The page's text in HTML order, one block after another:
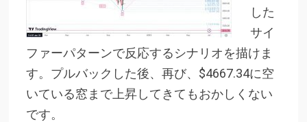
した
サイ
ファーパターンで反応するシナリオを描けま
す。プルバックした後、再び、$4667.34に空
いている窓まで上昇してきてもおかしくない
です。